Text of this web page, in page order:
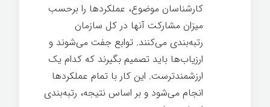
کارشناسان موضوع، عملکردها را برحسب
میزان مشارکت آنها در کل سازمان
رتبه‌بندی می‌کنند. توابع جفت می‌شوند و
ارزیاب‌ها باید تصمیم بگیرند که کدام یک
ارزشمندترست. این کار با تمام عملکردها
انجام می‌شود و بر اساس نتیجه، رتبه‌بندی